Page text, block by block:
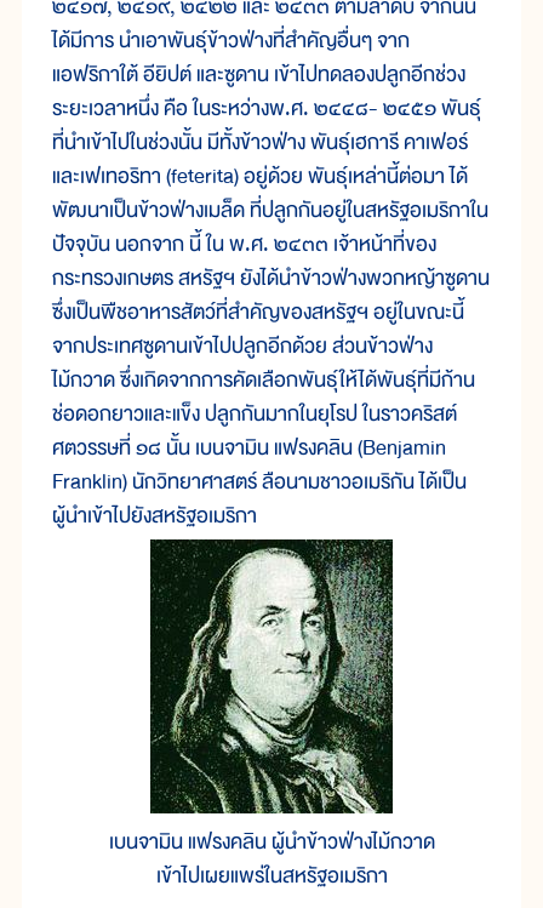
ได้มีการ นำเอาพันธุ์ข้าวฟ่างที่สำคัญอื่นๆ จาก
แอฟริกาใต้ อียิปต์ และซูดาน เข้าไปทดลองปลูกอีกช่วง
ระยะเวลาหนึ่ง คือ ในระหว่างพ.ศ. ๒๔๔๘- ๒๔๕๑ พันธุ์
ที่นำเข้าไปในช่วงนั้น มีทั้งข้าวฟ่าง พันธุ์เฮการี คาเฟอร์
และเฟเทอริทา (feterita) อยู่ด้วย พันธุ์เหล่านี้ต่อมา ได้
พัฒนาเป็นข้าวฟ่างเมล็ด ที่ปลูกกันอยู่ในสหรัฐอเมริกาใน
ปัจจุบัน นอกจาก นี้ ใน พ.ศ. ๒๔๓๓ เจ้าหน้าที่ของ
กระทรวงเกษตร สหรัฐฯ ยังได้นำข้าวฟ่างพวกหญ้าซูดาน
ซึ่งเป็นพืชอาหารสัตว์ที่สำคัญของสหรัฐฯ อยู่ในขณะนี้
จากประเทศซูดานเข้าไปปลูกอีกด้วย ส่วนข้าวฟ่าง
ไม้กวาด ซึ่งเกิดจากการคัดเลือกพันธุ์ให้ได้พันธุ์ที่มีก้าน
ช่อดอกยาวและแข็ง ปลูกกันมากในยุโรป ในราวคริสต์
ศตวรรษที่ ๑๘ นั้น เบนจามิน แฟรงคลิน (Benjamin
Franklin) นักวิทยาศาสตร์ ลือนามชาวอเมริกัน ได้เป็น
ผู้นำเข้าไปยังสหรัฐอเมริกา
เบนจามิน แฟรงคลิน ผู้นำข้าวฟ่างไม้กวาด
เข้าไปเผยแพร่ในสหรัฐอเมริกา